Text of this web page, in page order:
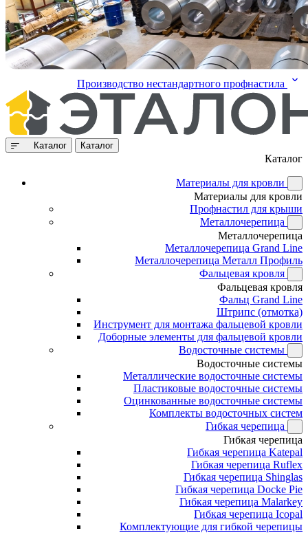
Производство нестандартного профнастила
Каталог Каталог
Каталог
Материалы для кровли
Материалы для кровли
Профнастил для крыши
Металлочерепица
Металлочерепица
Металлочерепица Grand Line
Металлочерепица Металл Профиль
Фальцевая кровля
Фальцевая кровля
Фальц Grand Line
Штрипс (отмотка)
Инструмент для монтажа фальцевой кровли
Доборные элементы для фальцевой кровли
Водосточные системы
Водосточные системы
Металлические водосточные системы
Пластиковые водосточные системы
Оцинкованные водосточные системы
Комплекты водосточных систем
Гибкая черепица
Гибкая черепица
Гибкая черепица Katepal
Гибкая черепица Ruflex
Гибкая черепица Shinglas
Гибкая черепица Docke Pie
Гибкая черепица Malarkey
Гибкая черепица Icopal
Комплектующие для гибкой черепицы